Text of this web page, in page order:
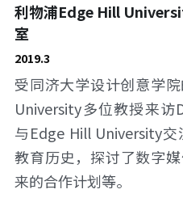
利物浦Edge Hill
室
2019.3
受同济大学设计创意学
University多位教授来访
与Edge Hill University
教育历史，探讨了数字
来的合作计划等。